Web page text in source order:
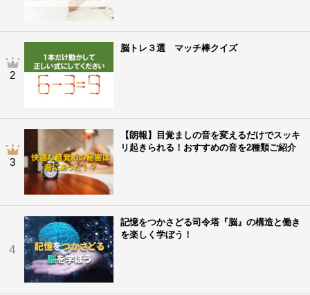
2
脳トレ３選 マッチ棒クイズ
3
【朗報】目覚ましの音を変えるだけでスッキ
リ起きられる！おすすめの音を2種類ご紹介
4
記憶をつかさどる司令塔『脳』の構造と働き
を楽しく学ぼう！